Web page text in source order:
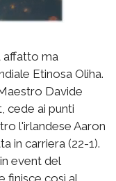
affatto ma
Etinosa Oliha.
Davide
cede ai punti
l'irlandese Aaron
in carriera (22-1).
event del
finisce così al